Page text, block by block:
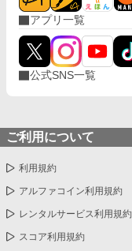
アプリ一覧
公式SNS一覧
ご利用について
利用規約
アルファコイン利用規約
レンタルサービス利用規約
スコア利用規約